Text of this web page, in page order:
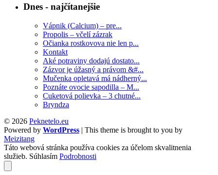
Dnes - najčítanejšie
Vápnik (Calcium) – pre...
Propolis – včelí zázrak
Očianka rostkovova nie len p...
Kontakt
Aké potraviny dodajú dostato...
Zázvor je úžasný a právom &#...
Mučenka opletavá má nádherný...
Poznáte ovocie sapodilla – M...
Cuketová polievka – 3 chutné...
Bryndza
© 2026 Peknetelo.eu
Powered by WordPress | This theme is brought to you by
Meizitang
Táto webová stránka používa cookies za účelom skvalitnenia
služieb. Súhlasím Podrobnosti